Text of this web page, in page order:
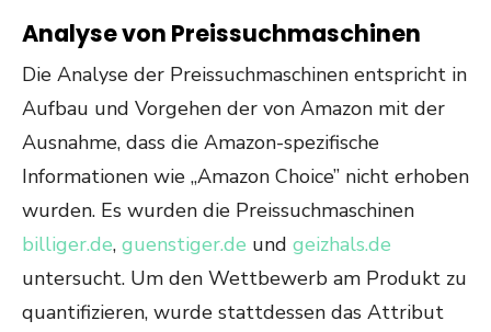
Analyse von Preissuchmaschinen
Die Analyse der Preissuchmaschinen entspricht in
Aufbau und Vorgehen der von Amazon mit der
Ausnahme, dass die Amazon-spezifische
Informationen wie „Amazon Choice” nicht erhoben
wurden. Es wurden die Preissuchmaschinen
billiger.de, guenstiger.de und geizhals.de
untersucht. Um den Wettbewerb am Produkt zu
quantifizieren, wurde stattdessen das Attribut